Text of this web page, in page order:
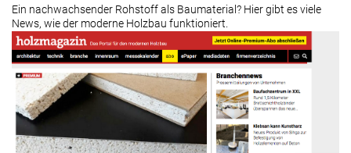
Ein nachwachsender Rohstoff als Baumaterial? Hier gibt es viele
News, wie der moderne Holzbau funktioniert.